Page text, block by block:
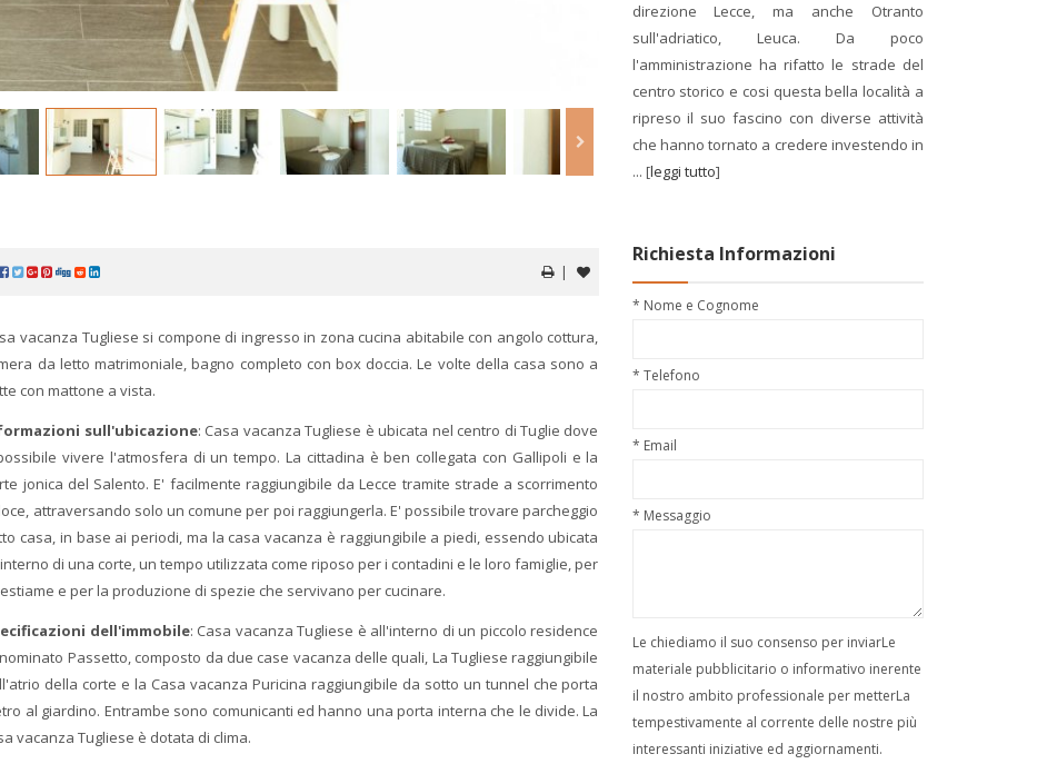
|
vacanza Tugliese si compone di ingresso in zona cucina abitabile con angolo cottura,
da letto matrimoniale, bagno completo con box doccia. Le volte della casa sono a
con mattone a vista.
sull'ubicazione: Casa vacanza Tugliese è ubicata nel centro di Tuglie dove
vivere l'atmosfera di un tempo. La cittadina è ben collegata con Gallipoli e la
jonica del Salento. E' facilmente raggiungibile da Lecce tramite strade a scorrimento
attraversando solo un comune per poi raggiungerla. E' possibile trovare parcheggio
casa, in base ai periodi, ma la casa vacanza è raggiungibile a piedi, essendo ubicata
di una corte, un tempo utilizzata come riposo per i contadini e le loro famiglie, per
e per la produzione di spezie che servivano per cucinare.
dell'immobile: Casa vacanza Tugliese è all'interno di un piccolo residence
Passetto, composto da due case vacanza delle quali, La Tugliese raggiungibile
della corte e la Casa vacanza Puricina raggiungibile da sotto un tunnel che porta
al giardino. Entrambe sono comunicanti ed hanno una porta interna che le divide. La
vacanza Tugliese è dotata di clima.
direzione Lecce, ma anche Otranto
sull'adriatico, Leuca. Da poco
l'amministrazione ha rifatto le strade del
centro storico e cosi questa bella località a
ripreso il suo fascino con diverse attività
che hanno tornato a credere investendo in
... [leggi tutto]
Richiesta Informazioni
* Nome e Cognome
* Telefono
* Email
* Messaggio
Le chiediamo il suo consenso per inviarLe
materiale pubblicitario o informativo inerente
il nostro ambito professionale per metterLa
tempestivamente al corrente delle nostre più
interessanti iniziative ed aggiornamenti.